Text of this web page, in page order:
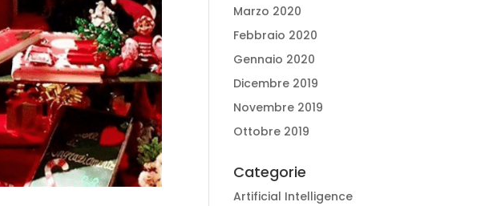
Marzo 2020
Febbraio 2020
Gennaio 2020
Dicembre 2019
Novembre 2019
Ottobre 2019
Categorie
Artificial Intelligence